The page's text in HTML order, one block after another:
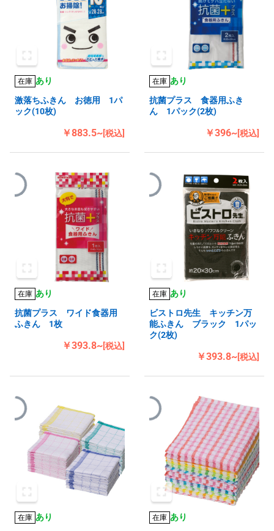
在庫 あり
激落ちふきん お徳用 1パ
ック(10枚)
￥883.5~[税込]
在庫 あり
抗菌プラス 食器用ふき
ん 1パック(2枚)
￥396~[税込]
在庫 あり
抗菌プラス ワイド食器用
ふきん 1枚
￥393.8~[税込]
在庫 あり
ビストロ先生 キッチン万
能ふきん ブラック 1パッ
ク(2枚)
￥393.8~[税込]
在庫 あり
在庫 あり